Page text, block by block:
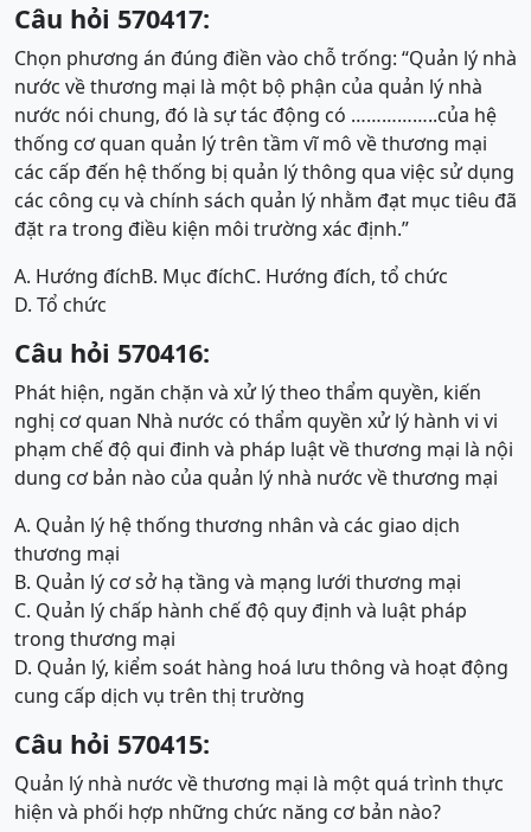
Câu hỏi 570417:
Chọn phương án đúng điền vào chỗ trống: “Quản lý nhà
nước về thương mại là một bộ phận của quản lý nhà
nước nói chung, đó là sự tác động có ……………..của hệ
thống cơ quan quản lý trên tầm vĩ mô về thương mại
các cấp đến hệ thống bị quản lý thông qua việc sử dụng
các công cụ và chính sách quản lý nhằm đạt mục tiêu đã
đặt ra trong điều kiện môi trường xác định.”
A. Hướng đíchB. Mục đíchC. Hướng đích, tổ chức
D. Tổ chức
Câu hỏi 570416:
Phát hiện, ngăn chặn và xử lý theo thẩm quyền, kiến
nghị cơ quan Nhà nước có thẩm quyền xử lý hành vi vi
phạm chế độ qui đinh và pháp luật về thương mại là nội
dung cơ bản nào của quản lý nhà nước về thương mại
A. Quản lý hệ thống thương nhân và các giao dịch
thương mại
B. Quản lý cơ sở hạ tầng và mạng lưới thương mại
C. Quản lý chấp hành chế độ quy định và luật pháp
trong thương mại
D. Quản lý, kiểm soát hàng hoá lưu thông và hoạt động
cung cấp dịch vụ trên thị trường
Câu hỏi 570415:
Quản lý nhà nước về thương mại là một quá trình thực
hiện và phối hợp những chức năng cơ bản nào?